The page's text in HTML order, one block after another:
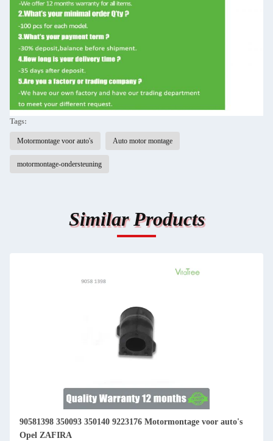
Tags:
Motormontage voor auto's Auto motor montage
motormontage-ondersteuning
Similar Products
90581398 350093 350140 9223176 Motormontage voor auto's
Opel ZAFIRA